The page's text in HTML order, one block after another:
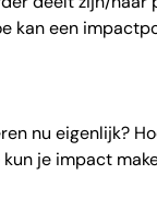
kan een
nu eigenlijk?
je impact